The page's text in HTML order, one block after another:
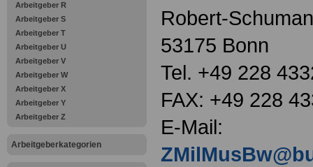
Arbeitgeber R
Arbeitgeber S
Arbeitgeber T
Arbeitgeber U
Arbeitgeber V
Arbeitgeber W
Arbeitgeber X
Arbeitgeber Y
Arbeitgeber Z
Arbeitgeberkategorien
Robert-
53175 Bonn
Tel. +49 228
FAX: +49 228
E-Mail: